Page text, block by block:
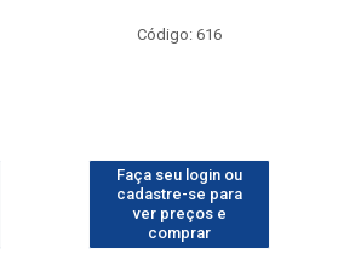
Código: 616
Faça seu login ou
cadastre-se para
ver preços e
comprar